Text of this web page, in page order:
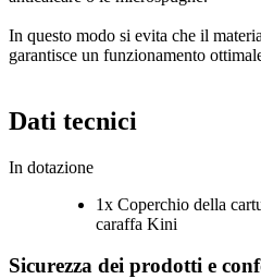
In questo modo si evita che il
garantisce un funzionamento
Dati tecnici
In dotazione
1x Coperchio della
caraffa Kini
Sicurezza dei prodotti e